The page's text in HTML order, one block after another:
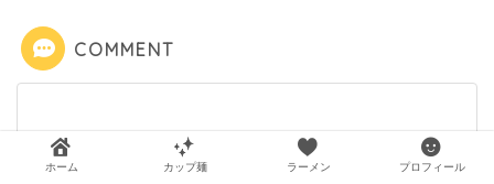
COMMENT
ホーム カップ麺 ラーメン プロフィール